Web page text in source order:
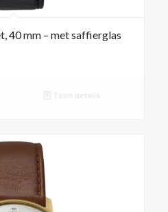
40 mm – met saffierglas
Toon details